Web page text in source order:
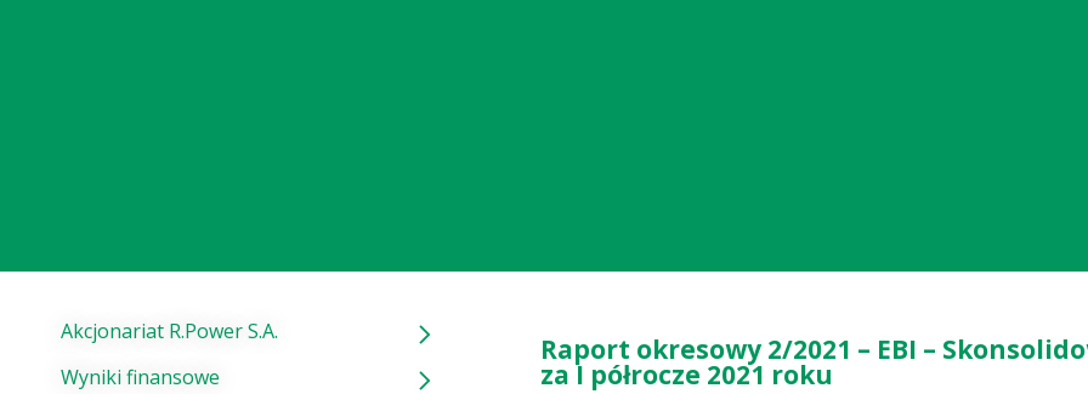
Akcjonariat R.Power S.A.
Wyniki finansowe
Raport okresowy 2/2021 – EBI –
za I półrocze 2021 roku